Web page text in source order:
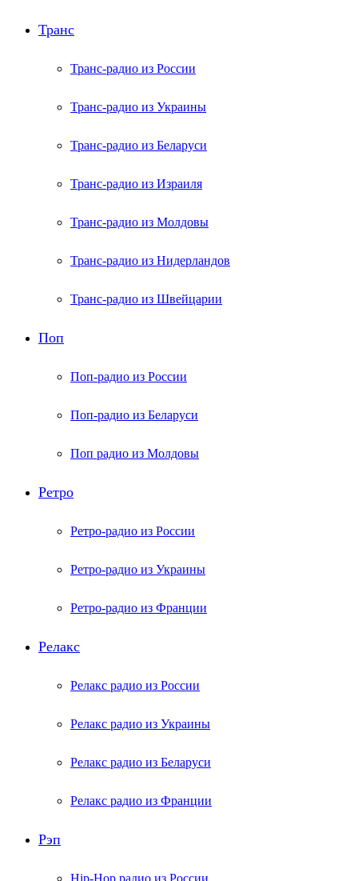
Транс
Транс-радио из России
Транс-радио из Украины
Транс-радио из Беларуси
Транс-радио из Израиля
Транс-радио из Молдовы
Транс-радио из Нидерландов
Транс-радио из Швейцарии
Поп
Поп-радио из России
Поп-радио из Беларуси
Поп радио из Молдовы
Ретро
Ретро-радио из России
Ретро-радио из Украины
Ретро-радио из Франции
Релакс
Релакс радио из России
Релакс радио из Украины
Релакс радио из Беларуси
Релакс радио из Франции
Рэп
Hip-Hop радио из России